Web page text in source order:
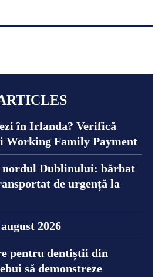
în Irlanda? Verifică
Working Family Payment
nordul Dublinului: bărbat
de urgență la
2026
pentru dentiștii din
să demonstreze